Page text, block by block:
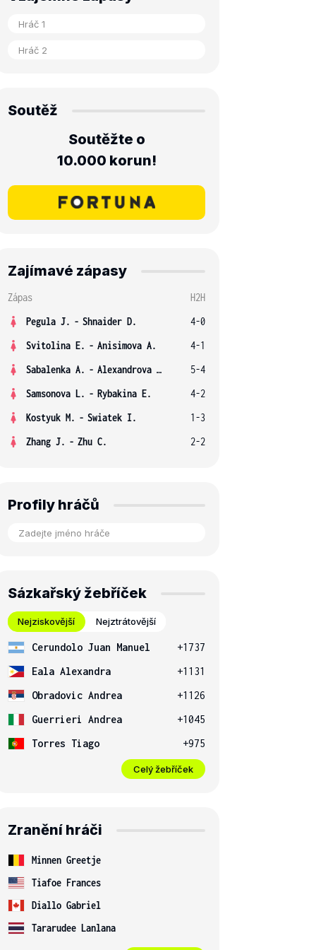
Soutěž
Soutěžte o
10.000 korun!
Zajímavé zápasy
Zápas
H2H
Pegula J. - Shnaider D.
4-0
Svitolina E. - Anisimova A.
4-1
Sabalenka A. - Alexandrova E.
5-4
Samsonova L. - Rybakina E.
4-2
Kostyuk M. - Swiatek I.
1-3
Zhang J. - Zhu C. 2-2
Profily hráčů
Sázkařský žebříček
Nejziskovější Nejztrátovější
Cerundolo Juan Manuel
+1737
Eala Alexandra
+1131
Obradovic Andrea
+1126
Guerrieri Andrea
+1045
Torres Tiago
+975
Celý žebříček
Zranění hráči
Minnen Greetje
Tiafoe Frances
Diallo Gabriel
Tararudee Lanlana